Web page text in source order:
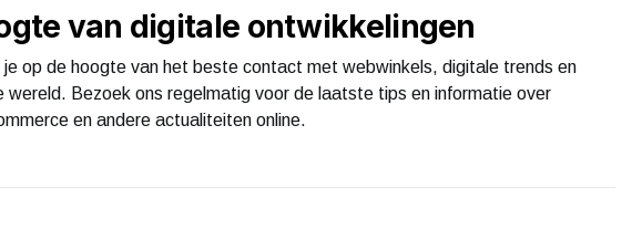
van digitale ontwikkelingen
je op de hoogte van het beste contact met webwinkels, digitale trends en
wereld. Bezoek ons regelmatig voor de laatste tips en informatie over
en andere actualiteiten online.